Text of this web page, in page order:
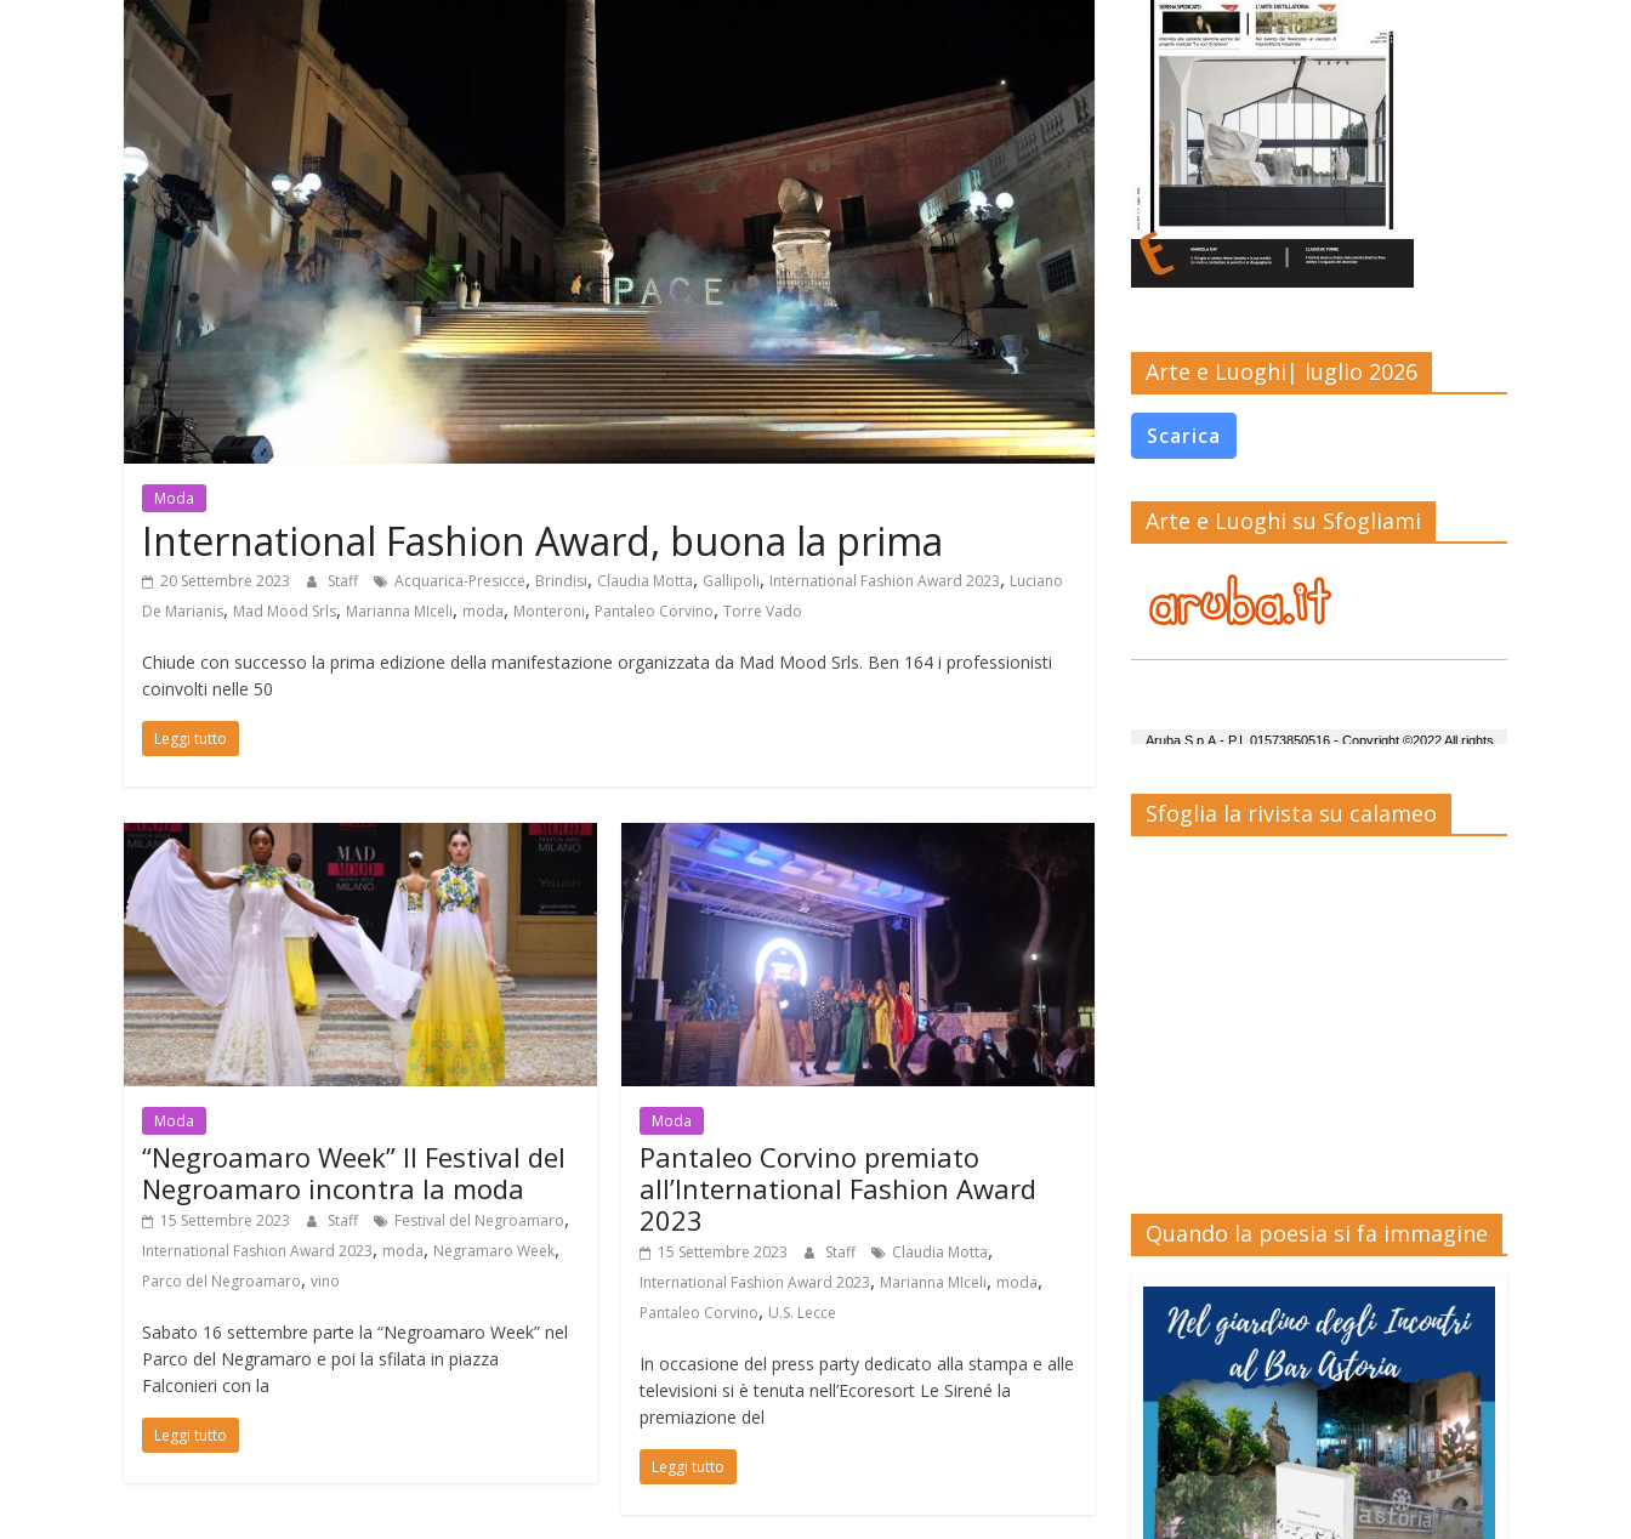
Moda
International Fashion Award, buona la prima
20 Settembre 2023 Staff Acquarica-Presicce, Brindisi, Claudia Motta, Gallipoli, International Fashion Award 2023, Luciano
De Marianis, Mad Mood Srls, Marianna MIceli, moda, Monteroni, Pantaleo Corvino, Torre Vado
Chiude con successo la prima edizione della manifestazione organizzata da Mad Mood Srls. Ben 164 i professionisti
coinvolti nelle 50
Leggi tutto
Moda
“Negroamaro Week” Il Festival del
Negroamaro incontra la moda
15 Settembre 2023 Staff Festival del Negroamaro,
International Fashion Award 2023, moda, Negramaro Week,
Parco del Negroamaro, vino
Sabato 16 settembre parte la “Negroamaro Week” nel
Parco del Negramaro e poi la sfilata in piazza
Falconieri con la
Leggi tutto
Moda
Pantaleo Corvino premiato
all’International Fashion Award
2023
15 Settembre 2023 Staff Claudia Motta,
International Fashion Award 2023, Marianna MIceli, moda,
Pantaleo Corvino, U.S. Lecce
In occasione del press party dedicato alla stampa e alle
televisioni si è tenuta nell’Ecoresort Le Sirené la
premiazione del
Leggi tutto
Arte e Luoghi| luglio 2026
Scarica
Arte e Luoghi su Sfogliami
Sfoglia la rivista su calameo
Quando la poesia si fa immagine